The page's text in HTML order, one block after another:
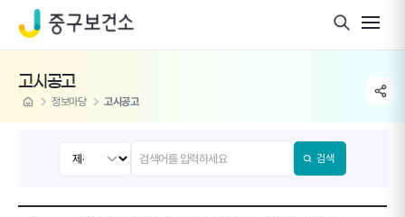
고시공고
home 정보마당 고시공고
share
검색